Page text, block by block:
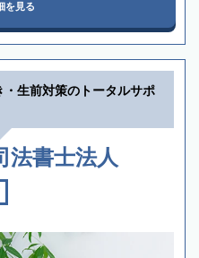
を見る
・生前対策のトータルサポ
法書士法人